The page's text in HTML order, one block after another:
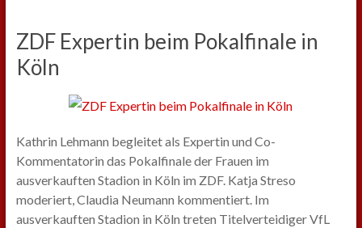
Privat
ZDF Expertin beim Pokalfinale in
Köln
Kathrin Lehmann begleitet als Expertin und Co-
Kommentatorin das Pokalfinale der Frauen im
ausverkauften Stadion in Köln im ZDF. Katja Streso
moderiert, Claudia Neumann kommentiert. Im
ausverkauften Stadion in Köln treten Titelverteidiger VfL